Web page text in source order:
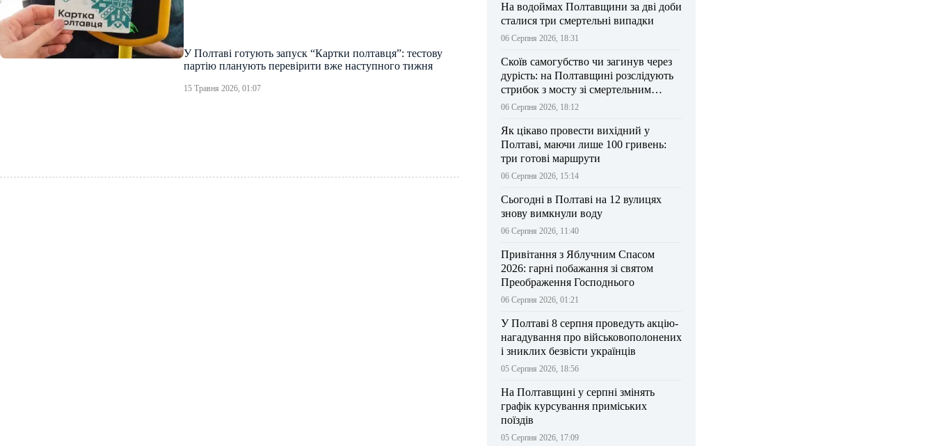
У Полтаві готують запуск “Картки полтавця”: тестову
партію планують перевірити вже наступного тижня
15 Травня 2026, 01:07
На водоймах Полтавщини за дві доби
сталися три смертельні випадки
06 Серпня 2026, 18:31
Скоїв самогубство чи загинув через
дурість: на Полтавщині розслідують
стрибок з мосту зі смертельним
результатом
06 Серпня 2026, 18:12
Як цікаво провести вихідний у
Полтаві, маючи лише 100 гривень:
три готові маршрути
06 Серпня 2026, 15:14
Сьогодні в Полтаві на 12 вулицях
знову вимкнули воду
06 Серпня 2026, 11:40
Привітання з Яблучним Спасом
2026: гарні побажання зі святом
Преображення Господнього
06 Серпня 2026, 01:21
У Полтаві 8 серпня проведуть акцію-
нагадування про військовополонених
і зниклих безвісти українців
05 Серпня 2026, 18:56
На Полтавщині у серпні змінять
графік курсування приміських
поїздів
05 Серпня 2026, 17:09